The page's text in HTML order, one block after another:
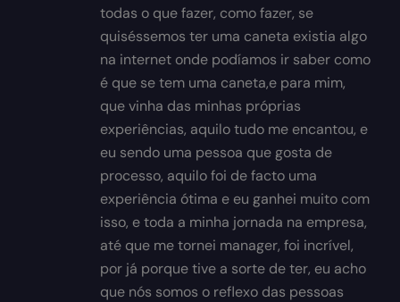
todas o que fazer, como fazer, se
quiséssemos ter uma caneta existia algo
na internet onde podíamos ir saber como
é que se tem uma caneta,e para mim,
que vinha das minhas próprias
experiências, aquilo tudo me encantou, e
eu sendo uma pessoa que gosta de
processo, aquilo foi de facto uma
experiência ótima e eu ganhei muito com
isso, e toda a minha jornada na empresa,
até que me tornei manager, foi incrível,
por já porque tive a sorte de ter, eu acho
que nós somos o reflexo das pessoas